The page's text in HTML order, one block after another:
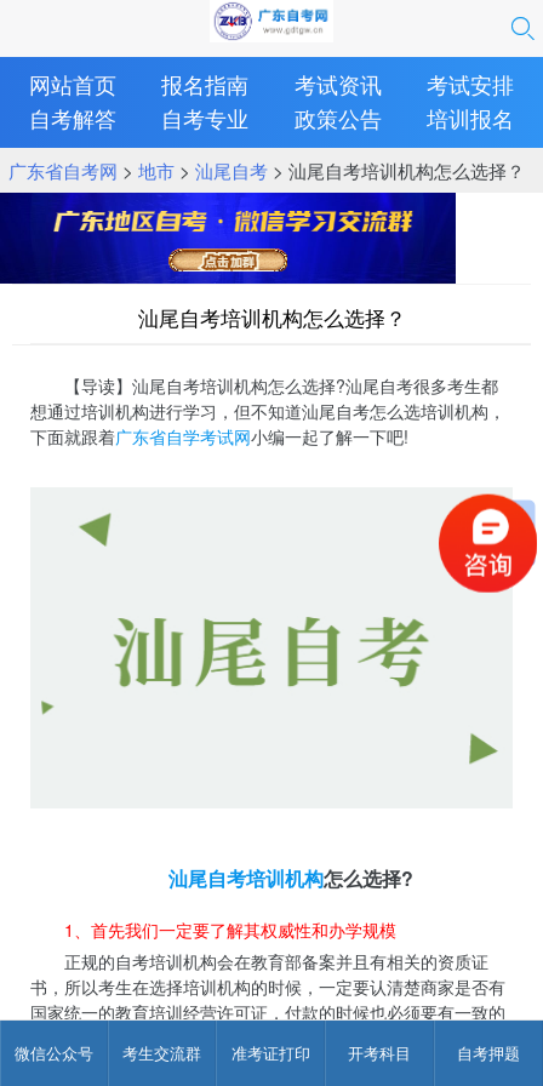
微信公众号 考生交流群 准考证打印 开考科目 自考押题
网站首页 报名指南 考试资讯
考试安排
自考解答
自考专业 政策公告 培训报名
广东省自考网 > 地市> 汕尾自考> 汕尾自考培训机构怎么选择？
汕尾自考培训机构怎么选择？
【导读】汕尾自考培训机构怎么选择?汕尾自考很多考生都
想通过培训机构进行学习，但不知道汕尾自考怎么选培训机构，
下面就跟着广东省自学考试网小编一起了解一下吧!
汕尾自考培训机构怎么选择?
1、首先我们一定要了解其权威性和办学规模
正规的自考培训机构会在教育部备案并且有相关的资质证
书，所以考生在选择培训机构的时候，一定要认清楚商家是否有
国家统一的教育培训经营许可证，付款的时候也必须要有一致的
的印制教材及教辅资料;有正规网站，且网站有正规备案。办学规